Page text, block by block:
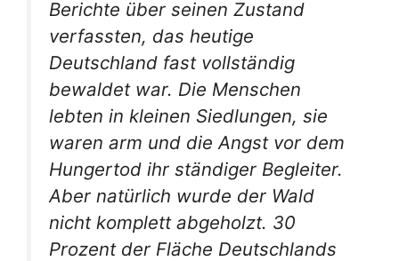
Berichte über seinen Zustand
verfassten, das heutige
Deutschland fast vollständig
bewaldet war. Die Menschen
lebten in kleinen Siedlungen, sie
waren arm und die Angst vor dem
Hungertod ihr ständiger Begleiter.
Aber natürlich wurde der Wald
nicht komplett abgeholzt. 30
Prozent der Fläche Deutschlands